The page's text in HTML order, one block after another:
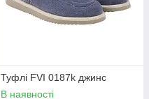
Туфлі FVI 0187k джинс
В наявності